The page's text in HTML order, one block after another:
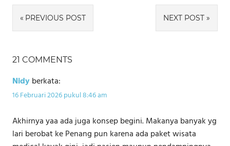
Navigasi
pos
PREVIOUS POST NEXT POST
21 COMMENTS
Nidyberkata:
16 Februari 2026 pukul 8:46 am
Akhirnya yaa ada juga konsep begini. Makanya banyak yg
lari berobat ke Penang pun karena ada paket wisata